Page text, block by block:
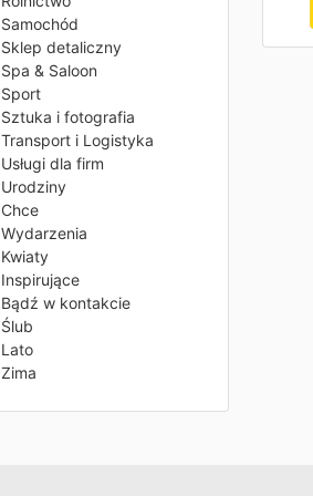
Samochód
Sklep detaliczny
Spa & Saloon
Sport
Sztuka i fotografia
Transport i Logistyka
Usługi dla firm
Urodziny
Chce
Wydarzenia
Kwiaty
Inspirujące
Bądź w kontakcie
Ślub
Lato
Zima